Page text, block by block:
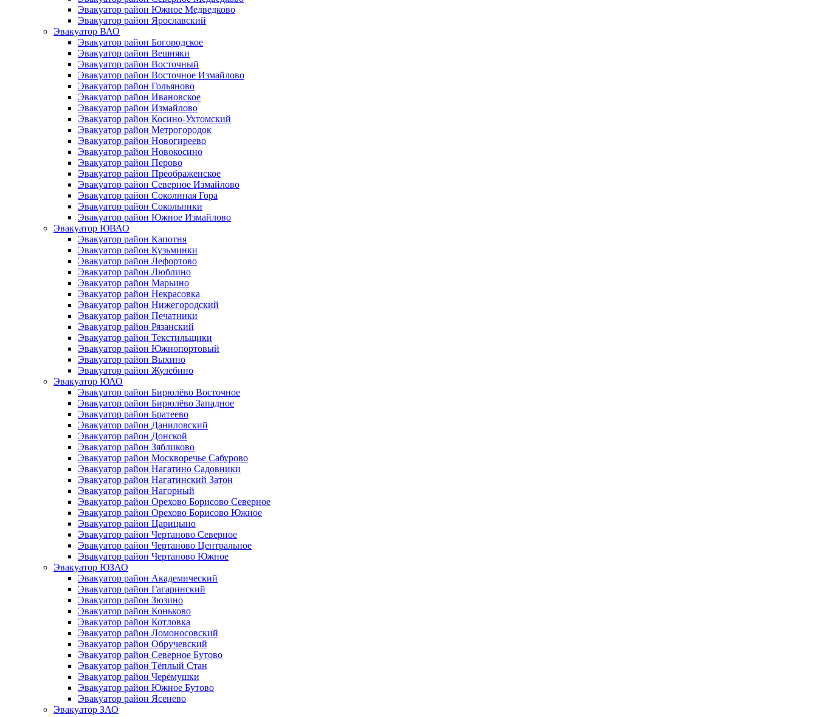
Эвакуатор район Южное Медведково
Эвакуатор район Ярославский
Эвакуатор ВАО
Эвакуатор район Богородское
Эвакуатор район Вешняки
Эвакуатор район Восточный
Эвакуатор район Восточное Измайлово
Эвакуатор район Гольяново
Эвакуатор район Ивановское
Эвакуатор район Измайлово
Эвакуатор район Косино-Ухтомский
Эвакуатор район Метрогородок
Эвакуатор район Новогиреево
Эвакуатор район Новокосино
Эвакуатор район Перово
Эвакуатор район Преображенское
Эвакуатор район Северное Измайлово
Эвакуатор район Соколиная Гора
Эвакуатор район Сокольники
Эвакуатор район Южное Измайлово
Эвакуатор ЮВАО
Эвакуатор район Капотня
Эвакуатор район Кузьминки
Эвакуатор район Лефортово
Эвакуатор район Люблино
Эвакуатор район Марьино
Эвакуатор район Некрасовка
Эвакуатор район Нижегородский
Эвакуатор район Печатники
Эвакуатор район Рязанский
Эвакуатор район Текстильщики
Эвакуатор район Южнопортовый
Эвакуатор район Выхино
Эвакуатор район Жулебино
Эвакуатор ЮАО
Эвакуатор район Бирюлёво Восточное
Эвакуатор район Бирюлёво Западное
Эвакуатор район Братеево
Эвакуатор район Даниловский
Эвакуатор район Донской
Эвакуатор район Зябликово
Эвакуатор район Москворечье Сабурово
Эвакуатор район Нагатино Cадовники
Эвакуатор район Нагатинский Затон
Эвакуатор район Нагорный
Эвакуатор район Орехово Борисово Северное
Эвакуатор район Орехово Борисово Южное
Эвакуатор район Царицыно
Эвакуатор район Чертаново Северное
Эвакуатор район Чертаново Центральное
Эвакуатор район Чертаново Южное
Эвакуатор ЮЗАО
Эвакуатор район Академический
Эвакуатор район Гагаринский
Эвакуатор район Зюзино
Эвакуатор район Коньково
Эвакуатор район Котловка
Эвакуатор район Ломоносовский
Эвакуатор район Обручевский
Эвакуатор район Северное Бутово
Эвакуатор район Тёплый Стан
Эвакуатор район Черёмушки
Эвакуатор район Южное Бутово
Эвакуатор район Ясенево
Эвакуатор ЗАО